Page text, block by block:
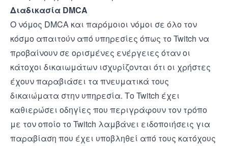
Διαδικασία DMCA
Ο νόμος DMCA και παρόμοιοι νόμοι σε όλο τον
κόσμο απαιτούν από υπηρεσίες όπως το Twitch να
προβαίνουν σε ορισμένες ενέργειες όταν οι
κάτοχοι δικαιωμάτων ισχυρίζονται ότι οι χρήστες
έχουν παραβιάσει τα πνευματικά τους
δικαιώματα στην υπηρεσία. Το Twitch έχει
καθιερώσει οδηγίες που περιγράφουν τον τρόπο
με τον οποίο το Twitch λαμβάνει ειδοποιήσεις για
παραβίαση που έχει υποβληθεί από τους κατόχους